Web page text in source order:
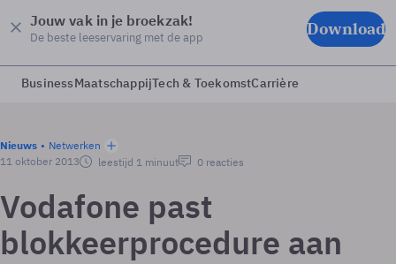
Jouw vak in je broekzak!
De beste leeservaring met de app Download
BusinessMaatschappijTech & ToekomstCarrière
Nieuws
Netwerken
11 oktober 2013
leestijd 1 minuut 0 reacties
Vodafone past
blokkeerprocedure aan